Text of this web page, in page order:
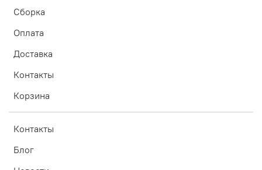
Сборка
Оплата
Доставка
Контакты
Корзина
Контакты
Блог